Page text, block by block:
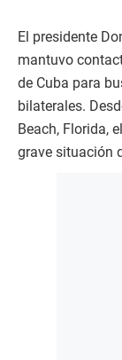
El presidente
mantuvo
de Cuba para
bilaterales.
Beach, Florida,
grave situación